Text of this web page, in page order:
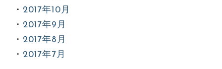
2017年10月
2017年9月
2017年8月
2017年7月